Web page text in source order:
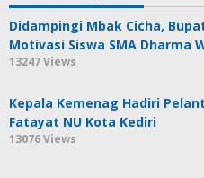
Didampingi Mbak Cicha,
Motivasi Siswa SMA Dharma
13247 Views
Kepala Kemenag Hadiri
Fatayat NU Kota Kediri
13076 Views